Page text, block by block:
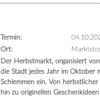
Termin:
Ort:
Der Herbstmarkt, organisiert
die Stadt jedes Jahr im Oktober
Schlemmen ein. Von
hin zu originellen